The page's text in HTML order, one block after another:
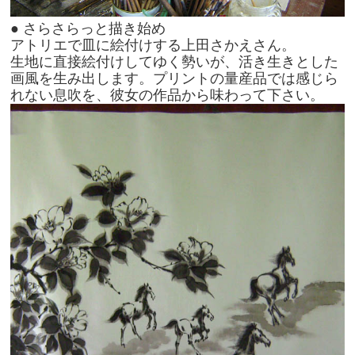
● さらさらっと描き始め
アトリエで皿に絵付けする上田さかえさん。
生地に直接絵付けしてゆく勢いが、活き生きとした
画風を生み出します。プリントの量産品では感じら
れない息吹を、彼女の作品から味わって下さい。